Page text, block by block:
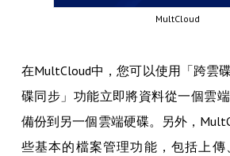
MultCloud
在MultCloud中，您可以使用「跨雲
碟同步」功能立即將資料從一個雲
備份到另一個雲端硬碟。另外，
些基本的檔案管理功能，包括上傳